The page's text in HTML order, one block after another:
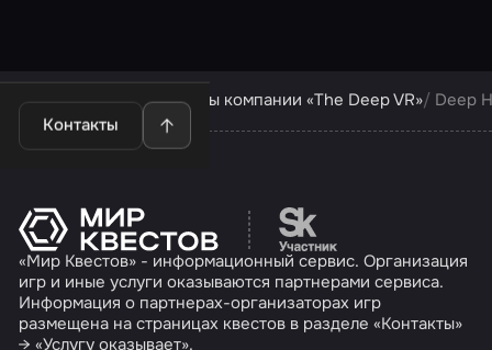
Контакты
Квесты в Казани Квесты компании «The Deep VR» Deep
Перейти на сайт
«Мир Квестов» - информационный сервис. Организация
игр и иные услуги оказываются партнерами сервиса.
Информация о партнерах-организаторах игр
размещена на страницах квестов в разделе «Контакты»
→ «Услугу оказывает».